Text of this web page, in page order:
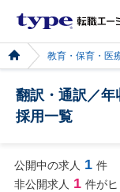
教育・保育・医
翻訳・通訳／
採用一覧
公開中の求人 1 件
非公開求人 1 件がヒ